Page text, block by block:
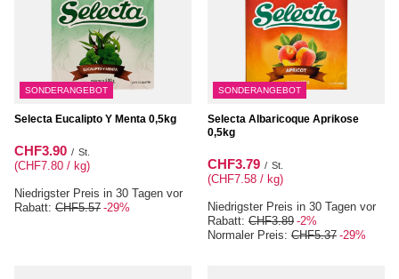
SONDERANGEBOT
Selecta Eucalipto Y Menta 0,5kg
CHF3.90 / St.
(CHF7.80 / kg)
Niedrigster Preis in 30 Tagen vor
Rabatt: CHF5.57 -29%
SONDERANGEBOT
Selecta Albaricoque Aprikose
0,5kg
CHF3.79 / St.
(CHF7.58 / kg)
Niedrigster Preis in 30 Tagen vor
Rabatt: CHF3.89 -2%
Normaler Preis: CHF5.37 -29%